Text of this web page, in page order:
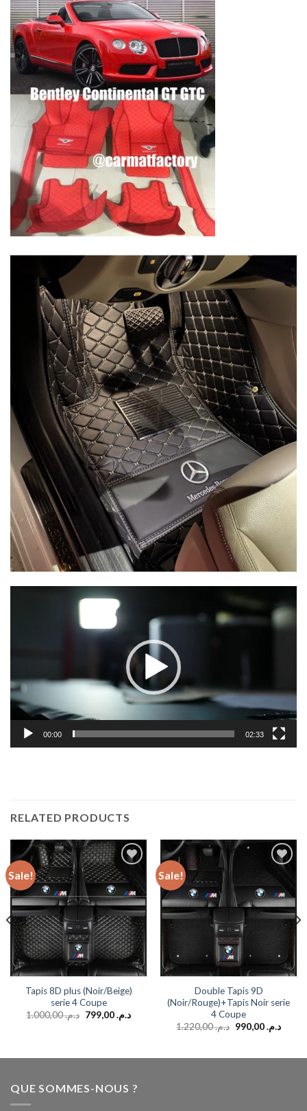
00:00 02:33
RELATED PRODUCTS
Sale!
Add to
wishlist
Tapis 8D plus (Noir/Beige)
serie 4 Coupe
د.م.1.000,00 د.م.799,00
Sale!
wishlist
Double Tapis 9D
(Noir/Rouge)+Tapis Noir serie
4 Coupe
د.م.1.220,00 د.م.990,00
QUE SOMMES-NOUS ?